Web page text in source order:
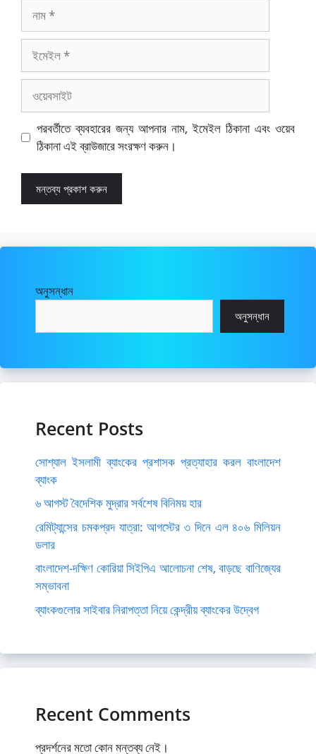
ইমেইল
পরবর্তীতে ব্যবহারের জন্য আপনার নাম, ইমেইল ঠিকানা এবং ওয়েব
ঠিকানা এই ব্রাউজারে সংরক্ষণ করুন।
অনুসন্ধান
অনুসন্ধান
Recent Posts
সোশ্যাল ইসলামী ব্যাংকের প্রশাসক প্রত্যাহার করল বাংলাদেশ
ব্যাংক
৬ আগস্ট বৈদেশিক মুদ্রার সর্বশেষ বিনিময় হার
রেমিট্যান্সের চমকপ্রদ যাত্রা: আগস্টের ৩ দিনে এল ৪০৬ মিলিয়ন
ডলার
বাংলাদেশ-দক্ষিণ কোরিয়া সিইপিএ আলোচনা শেষ, বাড়ছে বাণিজ্যের
সম্ভাবনা
ব্যাংকগুলোর সাইবার নিরাপত্তা নিয়ে কেন্দ্রীয় ব্যাংকের উদ্বেগ
Recent Comments
প্রদর্শনের মতো কোন মন্তব্য নেই।